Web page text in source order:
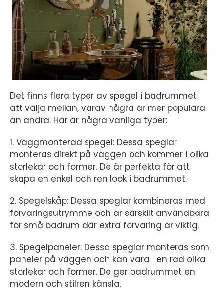
Det finns flera typer av spegel i badrummet
att välja mellan, varav några är mer populära
än andra. Här är några vanliga typer:
1. Väggmonterad spegel: Dessa speglar
monteras direkt på väggen och kommer i olika
storlekar och former. De är perfekta för att
skapa en enkel och ren look i badrummet.
2. Spegelskåp: Dessa speglar kombineras med
förvaringsutrymme och är särskilt användbara
för små badrum där extra förvaring är viktig.
3. Spegelpaneler: Dessa speglar monteras som
paneler på väggen och kan vara i en rad olika
storlekar och former. De ger badrummet en
modern och stilren känsla.